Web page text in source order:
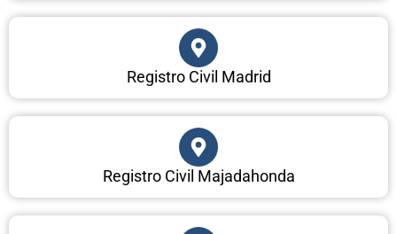
Registro Civil Madrid
Registro Civil Majadahonda